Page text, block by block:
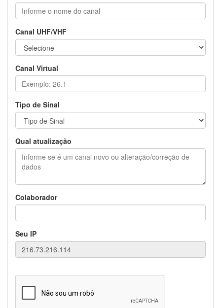
Canal UHF/VHF
Canal Virtual
Tipo de Sinal
Qual atualização
Colaborador
Seu IP